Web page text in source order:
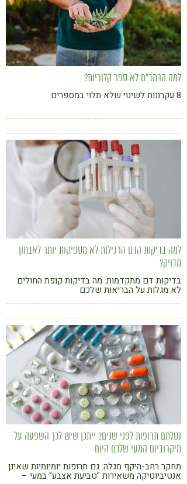
למה הרמב"ם לא ספר קלוריות?
8 עקרונות לשינוי שלא תלוי במספרים
למה בדיקות הדם הרגילות לא מספיקות יותר לאבחון
מדויק?
בדיקות דם מתקדמות: מה בדיקות קופת החולים
לא מגלות על הבריאות שלכם
נטלתם תרופות לפני שנים? ייתכן שיש לכך השפעה על
מיקרוביום המעי שלכם היום
מחקר רחב-היקף מגלה: גם תרופות יומיומיות שאינן
אנטיביוטיקה משאירות "טביעת אצבע" במעי –